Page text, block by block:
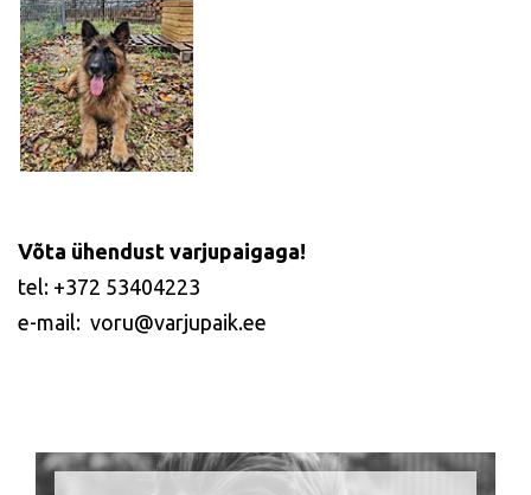
Võta ühendust varjupaigaga!
tel: +372 53404223
e-mail: voru@varjupaik.ee